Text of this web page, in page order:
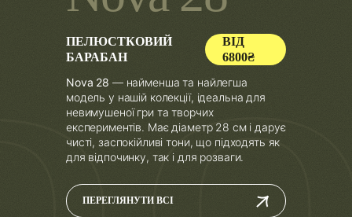
ПЕЛЮСТКОВИЙ
БАРАБАН
ВІД
6800₴
Nova 28 — найменша та найлегша
модель у нашій колекції, ідеальна для
невимушеної гри та творчих
експериментів. Має діаметр 28 см і дарує
чисті, заспокійливі тони, що підходять як
для відпочинку, так і для розваги.
ПЕРЕГЛЯНУТИ ВСІ